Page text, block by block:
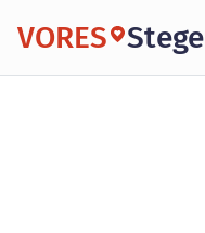
VORES Stege